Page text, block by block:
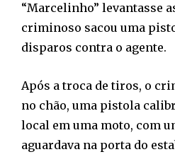
“Marcelinho” levantasse
criminoso sacou uma
disparos contra o agente.
Após a troca de tiros, o
no chão, uma pistola
local em uma moto, com
aguardava na porta do